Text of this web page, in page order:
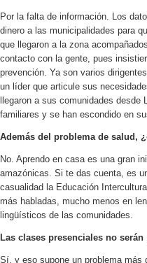
Por la falta de información. Los
dinero a las municipalidades para
que llegaron a la zona
contacto con la gente, pues
prevención. Ya son varios
un líder que articule sus
llegaron a sus comunidades
familiares y se han escondido en
Además del problema de salud,
No. Aprendo en casa es una gran
amazónicas. Si te das cuenta, es
casualidad la Educación
más habladas, mucho menos en
lingüísticos de las comunidades.
Las clases presenciales no
Sí, y eso supone un problema más